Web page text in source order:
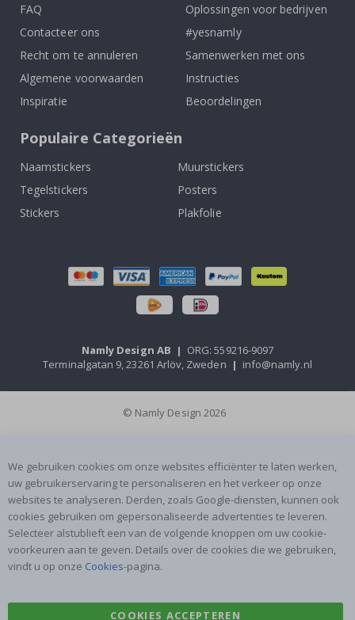
FAQ
Contacteer ons
Recht om te annuleren
Algemene voorwaarden
Inspiratie
Oplossingen voor bedrijven
#yesnamly
Samenwerken met ons
Instructies
Beoordelingen
Populaire Categorieën
Naamstickers
Muurstickers
Tegelstickers
Posters
Stickers
Plakfolie
Namly Design AB | ORG: 559216-9097
Terminalgatan 9, 23261 Arlöv, Zweden | info@namly.nl
© Namly Design 2026
We gebruiken cookies om onze websites efficiënter te laten werken,
uw gebruikerservaring te personaliseren en het verkeer op onze
websites te analyseren. Derden, zoals Google-diensten, kunnen ook
cookies gebruiken om gepersonaliseerde advertenties te leveren.
Selecteer alstublieft een van de volgende knoppen om uw cookie-
voorkeuren aan te geven. Details over de cookies die we gebruiken,
vindt u op onze Cookies-pagina.
COOKIES ACCEPTEREN